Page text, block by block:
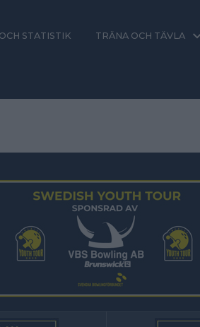
STATISTIK TRÄNA OCH TÄVLA